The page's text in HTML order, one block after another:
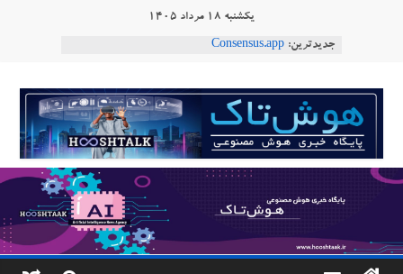
یکشنبه ۱۸ مرداد ۱۴۰۵
جدیدترین: Consensus.app
طبیعی فارسی
ربات «Aru» محصول شرکت فرانسوی Nio
Robotics
ربات T‑800
هوشتاک
پایگاه
خبری